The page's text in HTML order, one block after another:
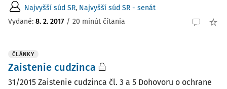
Najvyšší súd SR, Najvyšší súd SR - senát
Vydané: 8. 2. 2017 / 20 minút čítania
ČLÁNKY
Zaistenie cudzinca
31/2015 Zaistenie cudzinca čl. 3 a 5 Dohovoru o ochrane